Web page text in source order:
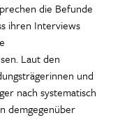
die Befunde
ihren Interviews
Laut den
und
nach systematisch
demgegenüber